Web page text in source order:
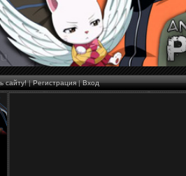
сайту!|Регистрация|Вход